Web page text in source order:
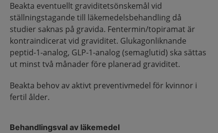
Beakta eventuellt graviditetsönskemål vid
ställningstagande till läkemedelsbehandling då
studier saknas på gravida. Fentermin/topiramat är
kontraindicerat vid graviditet. Glukagonliknande
peptid-1-analog, GLP-1-analog (semaglutid) ska sättas
ut minst två månader före planerad graviditet.
Beakta behov av aktivt preventivmedel för kvinnor i
fertil ålder.
Behandlingsval av läkemedel